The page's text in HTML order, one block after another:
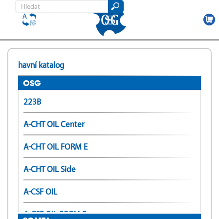
hlavnímu
obsahu
havní katalog
OSG
223B
A-CHT OIL Center
A-CHT OIL FORM E
A-CHT OIL Side
A-CSF OIL
A-CSF OIL FORM E